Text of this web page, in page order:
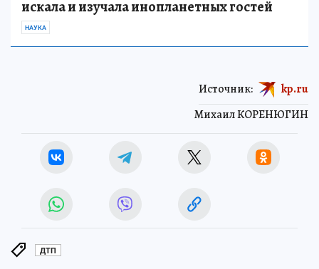
искала и изучала инопланетных гостей
НАУКА
Михаил КОРЕНЮГИН
Источник: kp.ru
ДТП